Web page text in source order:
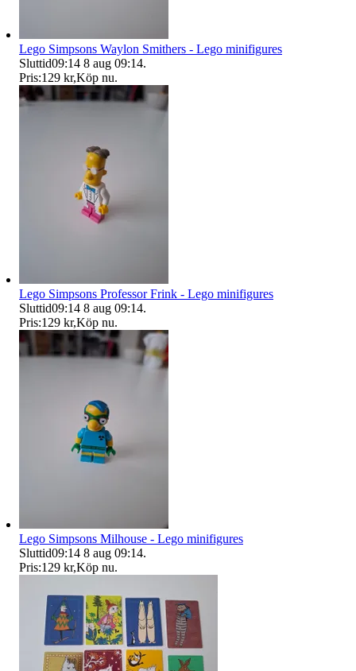
Lego Simpsons Waylon Smithers - Lego minifigures
Sluttid09:14 8 aug 09:14.
Pris:129 kr,Köp nu.
Lego Simpsons Professor Frink - Lego minifigures
Sluttid09:14 8 aug 09:14.
Pris:129 kr,Köp nu.
Lego Simpsons Milhouse - Lego minifigures
Sluttid09:14 8 aug 09:14.
Pris:129 kr,Köp nu.